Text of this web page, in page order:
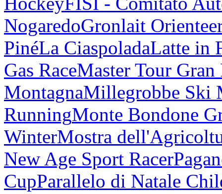
NogaredoGronlait
PinéLa CiaspoladaLatte in
Gas RaceMaster Tour Gran
MontagnaMillegrobbe Ski
RunningMonte Bondone
WinterMostra
New Age Sport Racer
CupParallelo di Natale